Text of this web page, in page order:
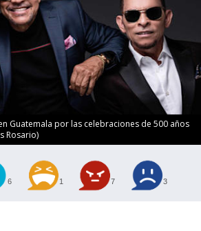
Guatemala por las celebraciones de 500 años
Rosario)
6 1 7 3